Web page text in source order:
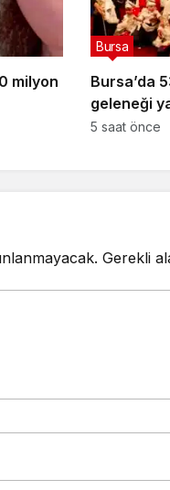
milyon
Bursa’da
geleneği
Bursa
5 saat önce
Gerekli